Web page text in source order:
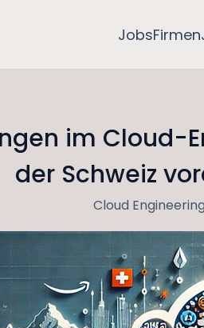
JobsFirmen
im Cloud-
der Schweiz
Cloud Engineering